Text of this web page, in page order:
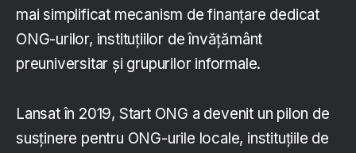
mai simplificat mecanism de finanțare dedicat
ONG-urilor, instituțiilor de învățământ
preuniversitar și grupurilor informale.
Lansat în 2019, Start ONG a devenit un pilon de
susținere pentru ONG-urile locale, instituțiile de